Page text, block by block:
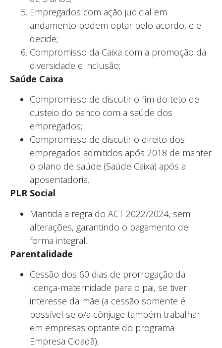
Empregados com ação judicial em
andamento podem optar pelo acordo, ele
decide;
Compromisso da Caixa com a promoção da
diversidade e inclusão;
Saúde Caixa
Compromisso de discutir o fim do teto de
custeio do banco com a saúde dos
empregados;
Compromisso de discutir o direito dos
empregados admitidos após 2018 de manter
o plano de saúde (Saúde Caixa) após a
aposentadoria.
PLR Social
Mantida a regra do ACT 2022/2024, sem
alterações, garantindo o pagamento de
forma integral.
Parentalidade
Cessão dos 60 dias de prorrogação da
licença-maternidade para o pai, se tiver
interesse da mãe (a cessão somente é
possível se o/a cônjuge também trabalhar
em empresas optante do programa
Empresa Cidadã);